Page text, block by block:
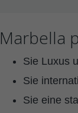
Marbella
Sie Luxus
Sie
Sie eine